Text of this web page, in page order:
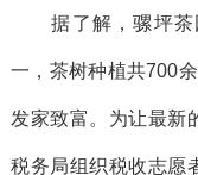
据了解，骡坪
一，茶树种植共700
发家致富。为让最新
税务局组织税收志愿